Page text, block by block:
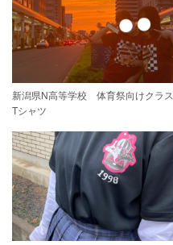
新潟県N高等学校 体育祭向けクラス
Tシャツ